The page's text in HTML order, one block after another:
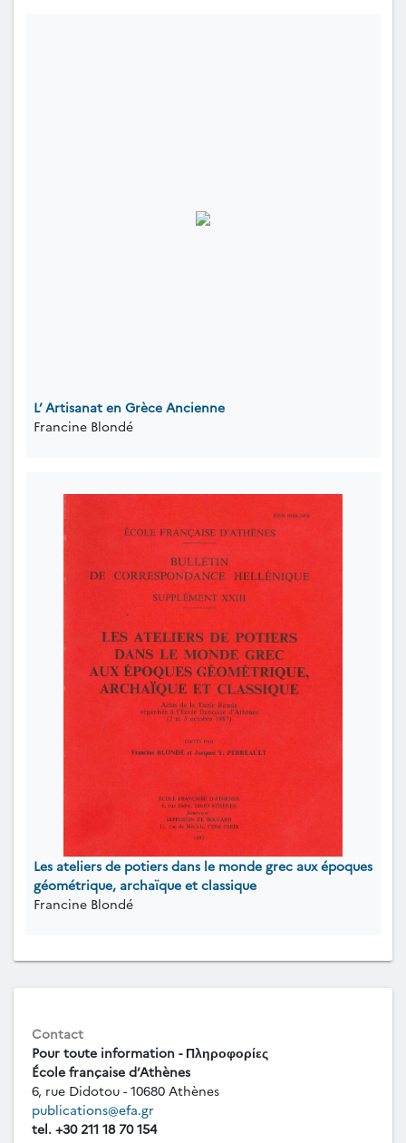
L’ Artisanat en Grèce Ancienne
Francine Blondé
Les ateliers de potiers dans le monde grec aux époques
géométrique, archaïque et classique
Francine Blondé
Contact
Pour toute information - Πληροφορίες
École française d’Athènes
6, rue Didotou - 10680 Athènes
publications@efa.gr
tel. +30 211 18 70 154